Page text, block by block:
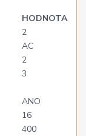
HODNOTA
2
AC
2
3
ANO
16
400